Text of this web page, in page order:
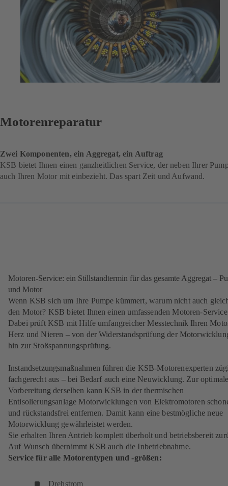
Motorenreparatur
Zwei Komponenten, ein Aggregat, ein Auftrag
KSB bietet Ihnen einen ganzheitlichen Service, der neben Ihrer
auch Ihren Motor mit einbezieht. Das spart Zeit und Aufwand.
Motoren-Service: ein Stillstandtermin für das gesamte Aggregat –
und Motor
Wenn KSB sich um Ihre Pumpe kümmert, warum nicht auch
den Motor? KSB bietet Ihnen einen umfassenden Motoren-
Dabei prüft KSB mit Hilfe umfangreicher Messtechnik Ihren
Herz und Nieren – von der Widerstandsprüfung der
hin zur Stoßspannungsprüfung.
Instandsetzungsmaßnahmen führen die KSB-Motorenexperten
fachgerecht aus – bei Bedarf auch eine Neuwicklung. Zur
Vorbereitung derselben kann KSB in der thermischen
Entisolierungsanlage Motorwicklungen von Elektromotoren
und rückstandsfrei entfernen. Damit kann eine bestmögliche neue
Motorwicklung gewährleistet werden.
Sie erhalten Ihren Antrieb komplett überholt und betriebsbereit
Auf Wunsch übernimmt KSB auch die Inbetriebnahme.
Service für alle Motorentypen und -größen:
Drehstrom